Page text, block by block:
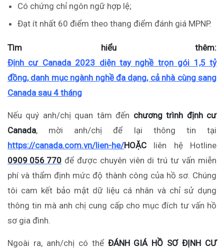
Có chứng chỉ ngôn ngữ hợp lệ;
Đạt ít nhất 60 điểm theo thang điểm đánh giá MPNP.
Tìm hiểu thêm:
Định cư Canada 2023 diện tay nghề trọn gói 1,5 tỷ
đồng, danh mục ngành nghề đa dạng, cả nhà cùng sang
Canada sau 4 tháng
Nếu quý anh/chị quan tâm đến chương trình định cư
Canada, mời anh/chị để lại thông tin tại
https://canada.com.vn/lien-he/HOẶC liên hệ Hotline
0909 056 770 để được chuyên viên di trú tư vấn miễn
phí và thẩm định mức độ thành công của hồ sơ. Chúng
tôi cam kết bảo mật dữ liệu cá nhân và chỉ sử dụng
thông tin mà anh chị cung cấp cho mục đích tư vấn hồ
sơ gia đình.
Ngoài ra, anh/chị có thể ĐÁNH GIÁ HỒ SƠ ĐỊNH CƯ